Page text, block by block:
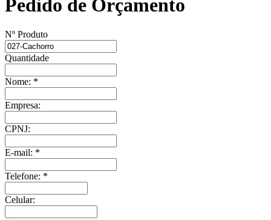
Pedido de Orçamento
Nº Produto
Quantidade
Nome: *
Empresa:
CPNJ:
E-mail: *
Telefone: *
Celular: